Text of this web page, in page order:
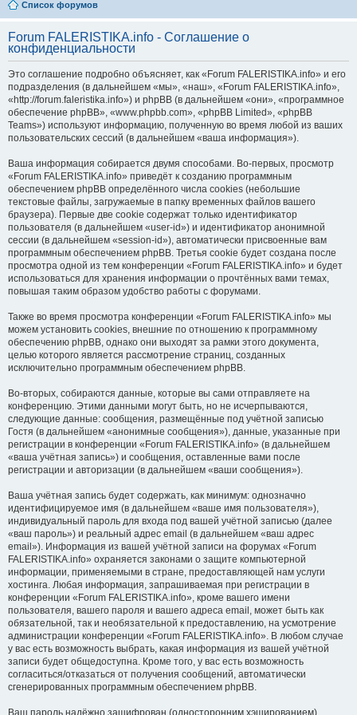
Список форумов
Forum FALERISTIKA.info - Соглашение о
конфиденциальности
Это соглашение подробно объясняет, как «Forum FALERISTIKA.info» и его
подразделения (в дальнейшем «мы», «наш», «Forum FALERISTIKA.info»,
«http://forum.faleristika.info») и phpBB (в дальнейшем «они», «программное
обеспечение phpBB», «www.phpbb.com», «phpBB Limited», «phpBB
Teams») используют информацию, полученную во время любой из ваших
пользовательских сессий (в дальнейшем «ваша информация»).
Ваша информация собирается двумя способами. Во-первых, просмотр
«Forum FALERISTIKA.info» приведёт к созданию программным
обеспечением phpBB определённого числа cookies (небольшие
текстовые файлы, загружаемые в папку временных файлов вашего
браузера). Первые две cookie содержат только идентификатор
пользователя (в дальнейшем «user-id») и идентификатор анонимной
сессии (в дальнейшем «session-id»), автоматически присвоенные вам
программным обеспечением phpBB. Третья cookie будет создана после
просмотра одной из тем конференции «Forum FALERISTIKA.info» и будет
использоваться для хранения информации о прочтённых вами темах,
повышая таким образом удобство работы с форумами.
Также во время просмотра конференции «Forum FALERISTIKA.info» мы
можем установить cookies, внешние по отношению к программному
обеспечению phpBB, однако они выходят за рамки этого документа,
целью которого является рассмотрение страниц, созданных
исключительно программным обеспечением phpBB.
Во-вторых, собираются данные, которые вы сами отправляете на
конференцию. Этими данными могут быть, но не исчерпываются,
следующие данные: сообщения, размещённые под учётной записью
Гостя (в дальнейшем «анонимные сообщения»), данные, указанные при
регистрации в конференции «Forum FALERISTIKA.info» (в дальнейшем
«ваша учётная запись») и сообщения, оставленные вами после
регистрации и авторизации (в дальнейшем «ваши сообщения»).
Ваша учётная запись будет содержать, как минимум: однозначно
идентифицируемое имя (в дальнейшем «ваше имя пользователя»),
индивидуальный пароль для входа под вашей учётной записью (далее
«ваш пароль») и реальный адрес email (в дальнейшем «ваш адрес
email»). Информация из вашей учётной записи на форумах «Forum
FALERISTIKA.info» охраняется законами о защите компьютерной
информации, применяемыми в стране, предоставляющей нам услуги
хостинга. Любая информация, запрашиваемая при регистрации в
конференции «Forum FALERISTIKA.info», кроме вашего имени
пользователя, вашего пароля и вашего адреса email, может быть как
обязательной, так и необязательной к предоставлению, на усмотрение
администрации конференции «Forum FALERISTIKA.info». В любом случае
у вас есть возможность выбрать, какая информация из вашей учётной
записи будет общедоступна. Кроме того, у вас есть возможность
согласиться/отказаться от получения сообщений, автоматически
сгенерированных программным обеспечением phpBB.
Ваш пароль надёжно зашифрован (односторонним хэшированием).